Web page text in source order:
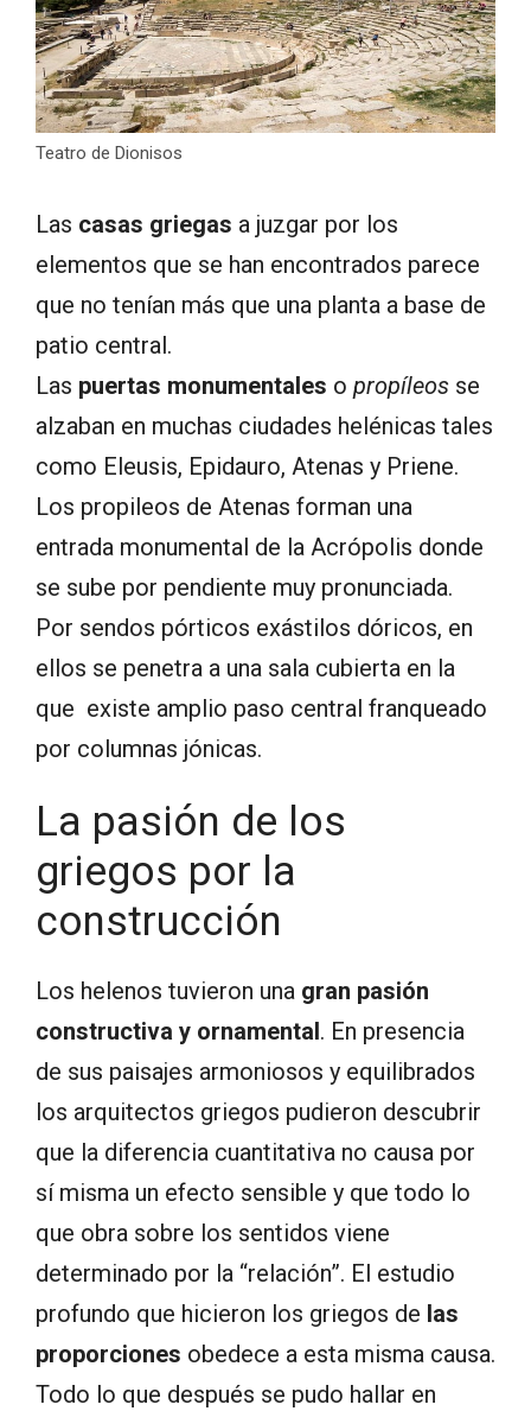
Teatro de Dionisos
Las casas griegas a juzgar por los
elementos que se han encontrados parece
que no tenían más que una planta a base de
patio central.
Las puertas monumentales o propíleos se
alzaban en muchas ciudades helénicas tales
como Eleusis, Epidauro, Atenas y Priene.
Los propileos de Atenas forman una
entrada monumental de la Acrópolis donde
se sube por pendiente muy pronunciada.
Por sendos pórticos exástilos dóricos, en
ellos se penetra a una sala cubierta en la
que existe amplio paso central franqueado
por columnas jónicas.
La pasión de los
griegos por la
construcción
Los helenos tuvieron una gran pasión
constructiva y ornamental. En presencia
de sus paisajes armoniosos y equilibrados
los arquitectos griegos pudieron descubrir
que la diferencia cuantitativa no causa por
sí misma un efecto sensible y que todo lo
que obra sobre los sentidos viene
determinado por la “relación”. El estudio
profundo que hicieron los griegos de las
proporciones obedece a esta misma causa.
Todo lo que después se pudo hallar en